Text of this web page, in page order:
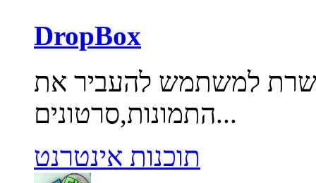
DropBox
למשתמש להעביר את
התמונות,סרטונים...
תוכנות אינטרנט